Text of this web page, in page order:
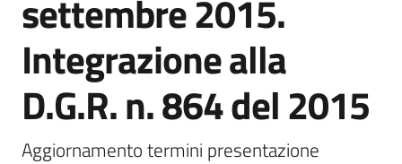
Menu selezionato
programmi
progetti
settembre 2015.
Integrazione alla
D.G.R. n. 864 del 2015
Aggiornamento termini presentazione